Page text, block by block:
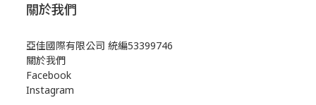
關於我們
亞佳國際有限公司 統編53399746
關於我們
Facebook
Instagram